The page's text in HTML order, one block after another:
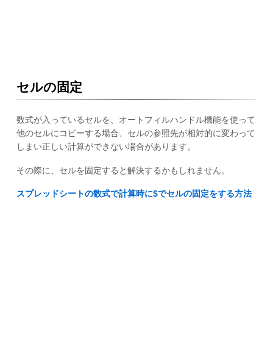
セルの固定
数式が入っているセルを、オートフィルハンドル機能を使って
他のセルにコピーする場合、セルの参照先が相対的に変わって
しまい正しい計算ができない場合があります。
その際に、セルを固定すると解決するかもしれません。
スプレッドシートの数式で計算時に$でセルの固定をする方法